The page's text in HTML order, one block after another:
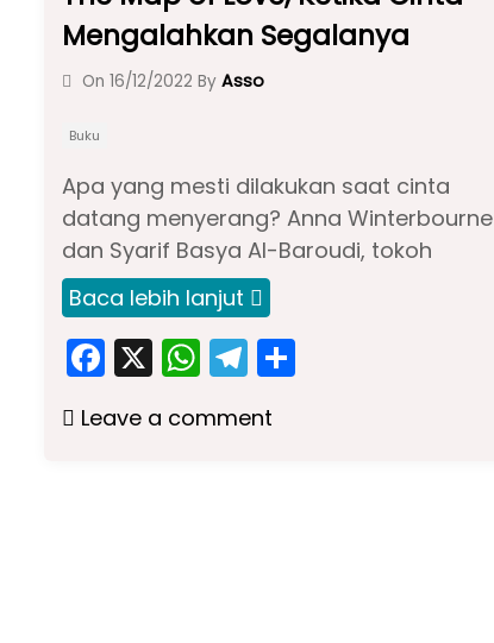
Mengalahkan Segalanya
On 16/12/2022 By Asso
Buku
Apa yang mesti dilakukan saat cinta
datang menyerang? Anna Winterbourne
dan Syarif Basya Al-Baroudi, tokoh
Baca lebih lanjut
F
a
c
X W
h
a
T
el
e
Leave a comment